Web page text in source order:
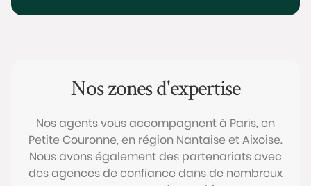
Nos zones d'expertise
Nos agents vous accompagnent à Paris, en
Petite Couronne, en région Nantaise et Aixoise.
Nous avons également des partenariats avec
des agences de confiance dans de nombreux